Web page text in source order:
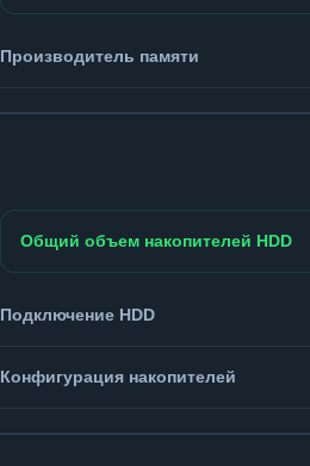
Производитель памяти
Общий объем накопителей HDD
Подключение HDD
Конфигурация накопителей